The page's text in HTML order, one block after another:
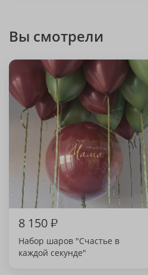
Вы смотрели
8 150₽
Набор шаров "Счастье в
каждой секунде"